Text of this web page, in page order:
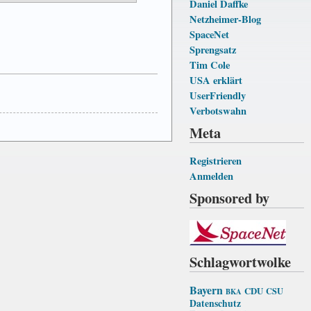
Daniel Daffke
Netzheimer-Blog
SpaceNet
Sprengsatz
Tim Cole
USA erklärt
UserFriendly
Verbotswahn
Meta
Registrieren
Anmelden
Sponsored by
Schlagwortwolke
Bayern BKA CDU CSU
Datenschutz